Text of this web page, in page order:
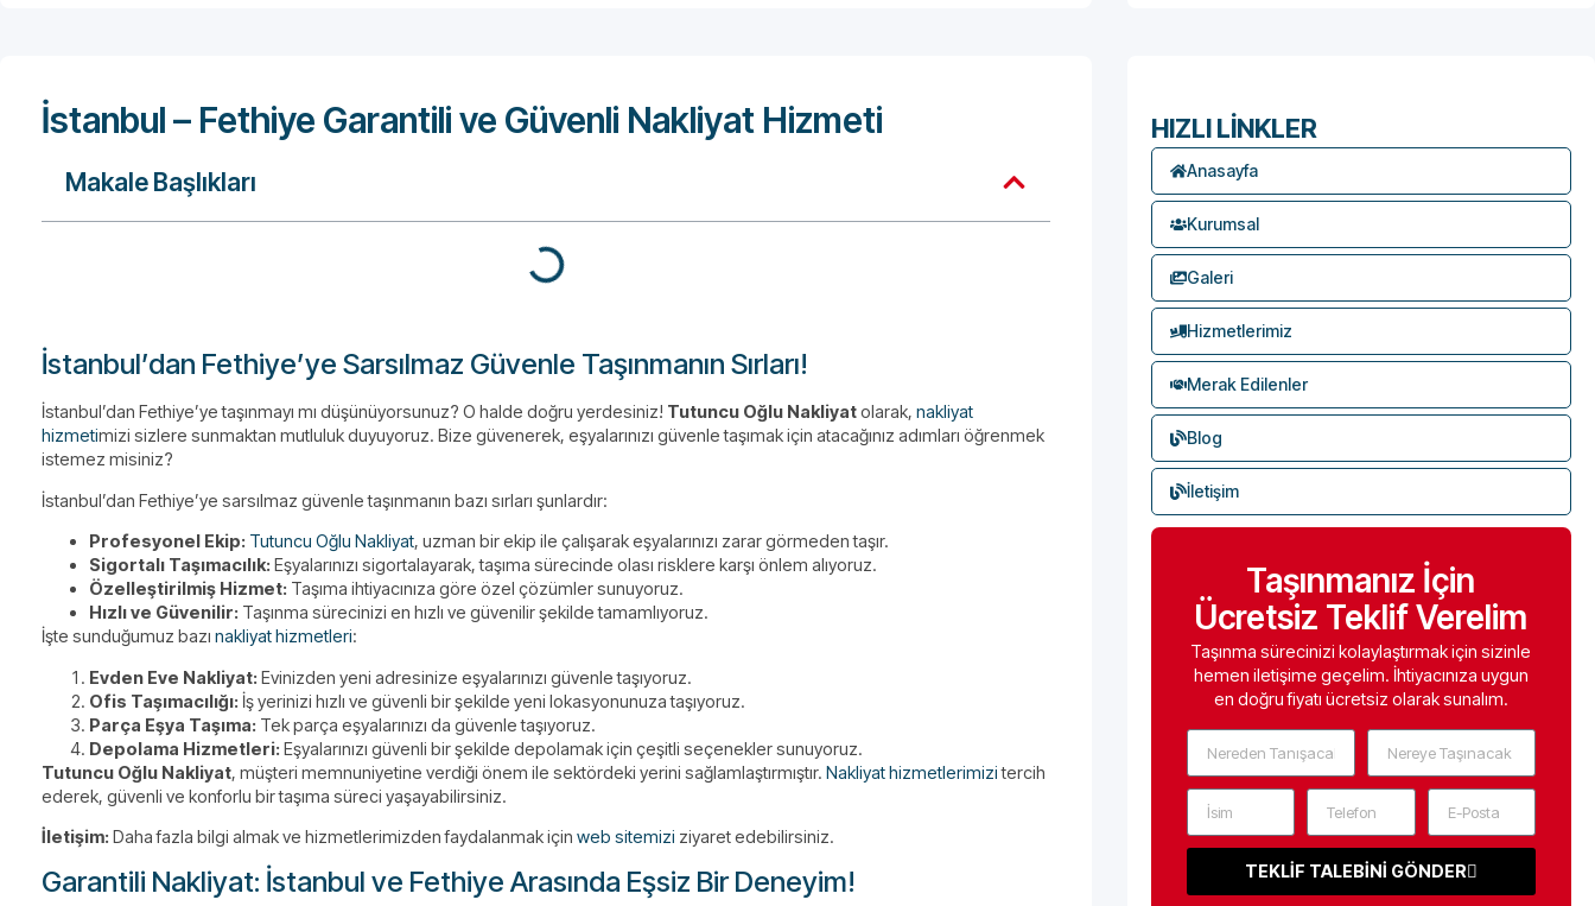
İstanbul – Fethiye Garantili ve Güvenli Nakliyat Hizmeti
Makale Başlıkları
İstanbul’dan Fethiye’ye Sarsılmaz Güvenle Taşınmanın Sırları!
İstanbul’dan Fethiye’ye taşınmayı mı düşünüyorsunuz? O halde doğru yerdesiniz! Tutuncu Oğlu Nakliyatolarak, nakliyat
hizmetimizi sizlere sunmaktan mutluluk duyuyoruz. Bize güvenerek, eşyalarınızı güvenle taşımak için atacağınız adımları öğrenmek
istemez misiniz?
İstanbul’dan Fethiye’ye sarsılmaz güvenle taşınmanın bazı sırları şunlardır:
Profesyonel Ekip: Tutuncu Oğlu Nakliyat, uzman bir ekip ile çalışarak eşyalarınızı zarar görmeden taşır.
Sigortalı Taşımacılık: Eşyalarınızı sigortalayarak, taşıma sürecinde olası risklere karşı önlem alıyoruz.
Özelleştirilmiş Hizmet: Taşıma ihtiyacınıza göre özel çözümler sunuyoruz.
Hızlı ve Güvenilir: Taşınma sürecinizi en hızlı ve güvenilir şekilde tamamlıyoruz.
İşte sunduğumuz bazı nakliyat hizmetleri:
Evden Eve Nakliyat: Evinizden yeni adresinize eşyalarınızı güvenle taşıyoruz.
Ofis Taşımacılığı: İş yerinizi hızlı ve güvenli bir şekilde yeni lokasyonunuza taşıyoruz.
Parça Eşya Taşıma: Tek parça eşyalarınızı da güvenle taşıyoruz.
Depolama Hizmetleri: Eşyalarınızı güvenli bir şekilde depolamak için çeşitli seçenekler sunuyoruz.
Tutuncu Oğlu Nakliyat, müşteri memnuniyetine verdiği önem ile sektördeki yerini sağlamlaştırmıştır. Nakliyat hizmetlerimizitercih
ederek, güvenli ve konforlu bir taşıma süreci yaşayabilirsiniz.
İletişim: Daha fazla bilgi almak ve hizmetlerimizden faydalanmak için web sitemizi ziyaret edebilirsiniz.
Garantili Nakliyat: İstanbul ve Fethiye Arasında Eşsiz Bir Deneyim!
HIZLI LİNKLER
Anasayfa
Kurumsal
Galeri
Hizmetlerimiz
Merak Edilenler
Blog
İletişim
Taşınmanız İçin
Ücretsiz Teklif Verelim
Taşınma sürecinizi kolaylaştırmak için sizinle
hemen iletişime geçelim. İhtiyacınıza uygun
en doğru fiyatı ücretsiz olarak sunalım.
TEKLİF TALEBİNİ GÖNDER